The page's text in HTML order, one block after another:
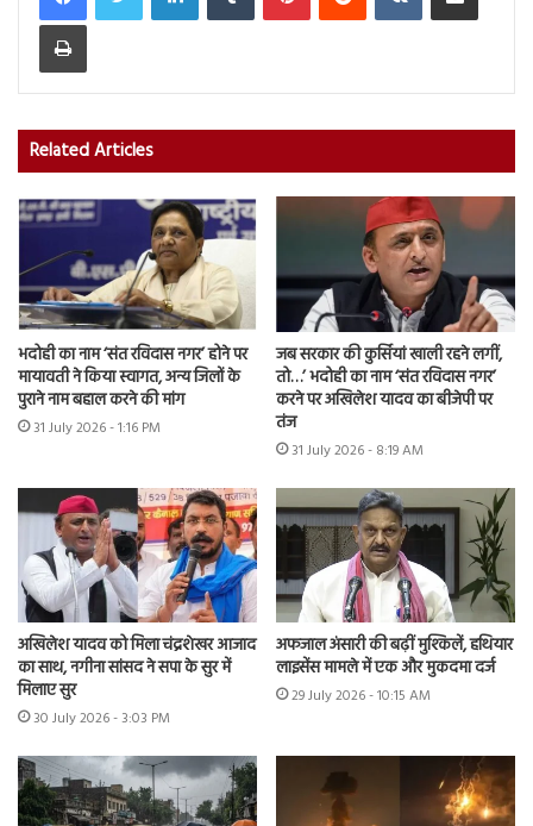
Print
Related Articles
भदोही का नाम ‘संत रविदास नगर’ होने पर
मायावती ने किया स्वागत, अन्य जिलों के
पुराने नाम बहाल करने की मांग
31 July 2026 - 1:16 PM
जब सरकार की कुर्सियां खाली रहने लगीं,
तो…’ भदोही का नाम ‘संत रविदास नगर’
करने पर अखिलेश यादव का बीजेपी पर
तंज
31 July 2026 - 8:19 AM
अखिलेश यादव को मिला चंद्रशेखर आजाद
का साथ, नगीना सांसद ने सपा के सुर में
मिलाए सुर
30 July 2026 - 3:03 PM
अफजाल अंसारी की बढ़ीं मुश्किलें, हथियार
लाइसेंस मामले में एक और मुकदमा दर्ज
29 July 2026 - 10:15 AM